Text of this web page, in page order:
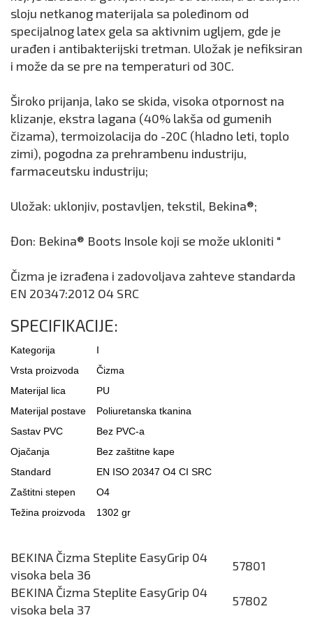
sloju netkanog materijala sa poleđinom od
specijalnog latex gela sa aktivnim ugljem, gde je
urađen i antibakterijski tretman. Uložak je nefiksiran
i može da se pre na temperaturi od 30C.
Široko prijanja, lako se skida, visoka otpornost na
klizanje, ekstra lagana (40% lakša od gumenih
čizama), termoizolacija do -20C (hladno leti, toplo
zimi), pogodna za prehrambenu industriju,
farmaceutsku industriju;
Uložak: uklonjiv, postavljen, tekstil, Bekina®;
Đon: Bekina® Boots Insole koji se može ukloniti "
Čizma je izrađena i zadovoljava zahteve standarda
EN 20347:2012 O4 SRC
SPECIFIKACIJE:
Kategorija
I
Vrsta proizvoda
Čizma
Materijal lica
PU
Materijal postave
Poliuretanska tkanina
Sastav PVC
Bez PVC-a
Ojačanja
Bez zaštitne kape
Standard
EN ISO 20347 O4 CI SRC
Zaštitni stepen
O4
Težina proizvoda
1302 gr
BEKINA Čizma Steplite EasyGrip 04
visoka bela 36
57801
BEKINA Čizma Steplite EasyGrip 04
visoka bela 37
57802